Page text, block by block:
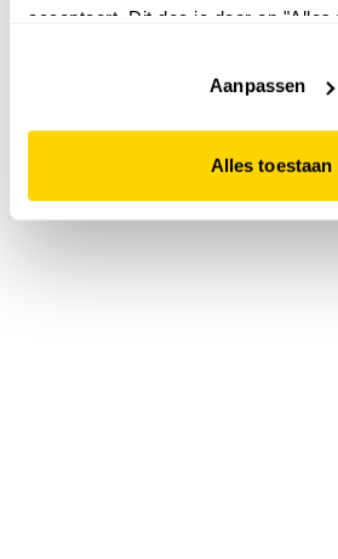
accepteert. Dit doe je door op "Alles
website niet optimaal functioneert.
Aanpassen
Alles toestaan